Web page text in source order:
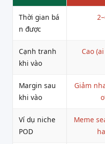
Thời gian bá
n được
Cạnh tranh
khi vào
Cao
Margin sau
khi vào
Giảm
Ví dụ niche
POD
Meme